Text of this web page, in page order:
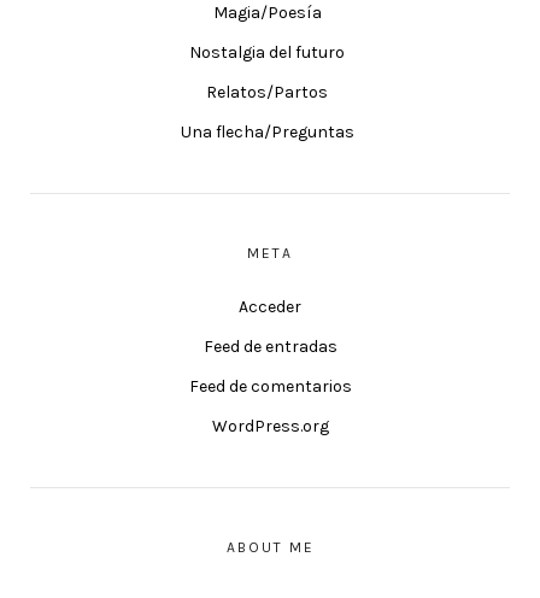
Magia/Poesía
Nostalgia del futuro
Relatos/Partos
Una flecha/Preguntas
META
Acceder
Feed de entradas
Feed de comentarios
WordPress.org
ABOUT ME